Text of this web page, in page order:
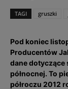
TAGI gruszki
Pod koniec
Producentów
dane dotyczące
północnej. To
półroczu 2012